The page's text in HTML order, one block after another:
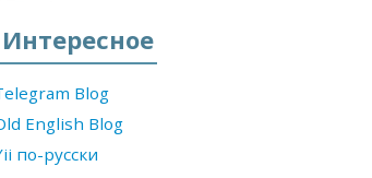
Интересное
Blog
English Blog
по-русски